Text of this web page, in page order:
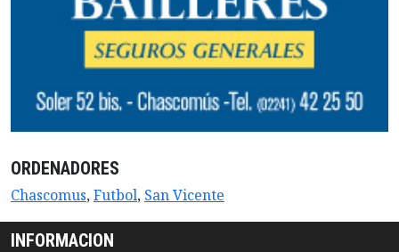
ORDENADORES
Chascomus,Futbol, San Vicente
INFORMACION